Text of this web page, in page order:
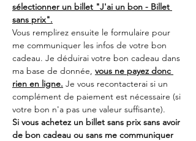
sélectionner un billet "J'ai un bon - Billet
sans prix".
Vous remplirez ensuite le formulaire pour
me communiquer les infos de votre bon
cadeau. Je déduirai votre bon cadeau dans
ma base de donnée, vous ne payez donc
rien en ligne. Je vous recontacterai si un
complément de paiement est nécessaire (si
votre bon n'a pas une valeur suffisante).
Si vous achetez un billet sans prix sans avoir
de bon cadeau ou sans me communiquer